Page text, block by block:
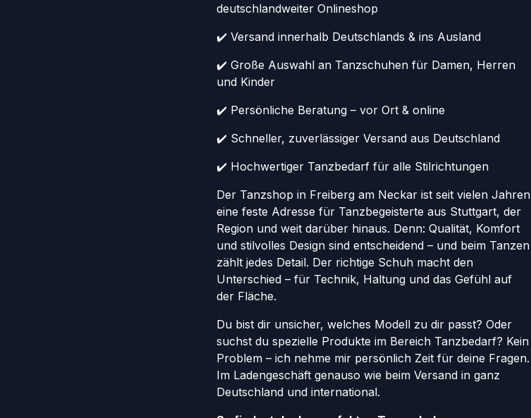
deutschlandweiter Onlineshop
✔️ Versand innerhalb Deutschlands & ins Ausland
✔️ Große Auswahl an Tanzschuhen für Damen, Herren
und Kinder
✔️ Persönliche Beratung – vor Ort & online
✔️ Schneller, zuverlässiger Versand aus Deutschland
✔️ Hochwertiger Tanzbedarf für alle Stilrichtungen
Der Tanzshop in Freiberg am Neckar ist seit vielen Jahren
eine feste Adresse für Tanzbegeisterte aus Stuttgart, der
Region und weit darüber hinaus. Denn: Qualität, Komfort
und stilvolles Design sind entscheidend – und beim Tanzen
zählt jedes Detail. Der richtige Schuh macht den
Unterschied – für Technik, Haltung und das Gefühl auf
der Fläche.
Du bist dir unsicher, welches Modell zu dir passt? Oder
suchst du spezielle Produkte im Bereich Tanzbedarf? Kein
Problem – ich nehme mir persönlich Zeit für deine Fragen.
Im Ladengeschäft genauso wie beim Versand in ganz
Deutschland und international.